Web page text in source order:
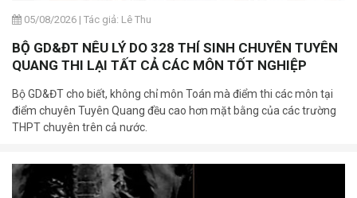
05/08/2026 | Tác giả: Lê Thu
BỘ GD&ĐT NÊU LÝ DO 328 THÍ SINH CHUYÊN TUYÊN
QUANG THI LẠI TẤT CẢ CÁC MÔN TỐT NGHIỆP
Bộ GD&ĐT cho biết, không chỉ môn Toán mà điểm thi các môn tại
điểm chuyên Tuyên Quang đều cao hơn mặt bằng của các trường
THPT chuyên trên cả nước.